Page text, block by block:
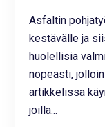
Asfaltin
kestävälle ja
huolellisia
nopeasti,
artikkelissa
joilla...